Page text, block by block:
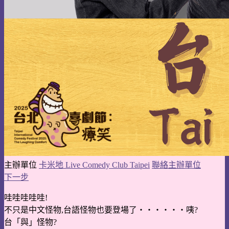
主辦單位 卡米地 Live Comedy Club Taipei 聯絡主辦單位
下一步
哇哇哇哇哇!
不只是中文怪物,台語怪物也要登場了‧‧‧‧‧‧咦?
台「與」怪物?